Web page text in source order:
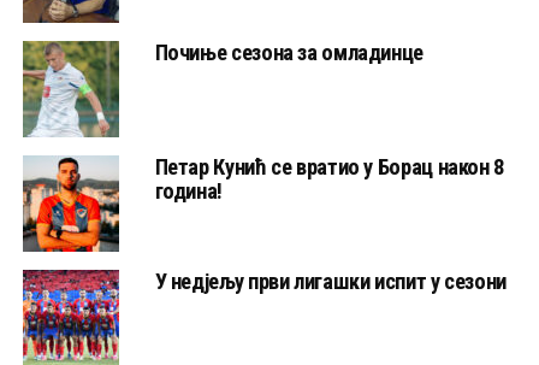
Почиње сезона за омладинце
Петар Кунић се вратио у Борац након 8
година!
У недјељу први лигашки испит у сезони